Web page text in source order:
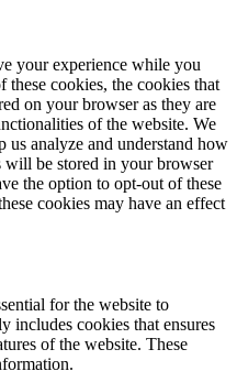
your experience while you
cookies, the cookies that
on your browser as they are
of the website. We
us analyze and understand how
will be stored in your browser
the option to opt-out of these
cookies may have an effect
for the website to
includes cookies that ensures
of the website. These